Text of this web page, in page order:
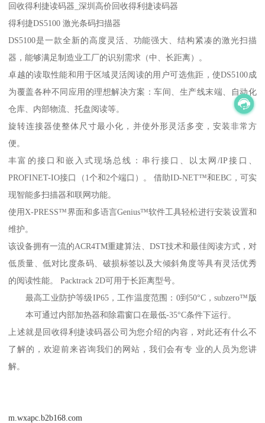
回收得利捷读码器_深圳高价回收得利捷读码器
得利捷DS5100 激光条码扫描器
DS5100是一款全新的高度灵活、功能强大、结构紧凑的激光扫描
器，能够满足制造业工厂的识别需求（中、长距离）。
卓越的读取性能和用于区域灵活阅读的用户可选焦距，使DS5100成
为覆盖各种不同应用的理想解决方案：车间、生产线末端、自动化
仓库、内部物流、托盘阅读等。
旋转连接器使整体尺寸最小化，并使外形灵活多变，安装非常方
便。
丰富的接口和嵌入式现场总线：串行接口、以太网/IP接口、
PROFINET-IO接口（1个和2个端口）。 借助ID-NET™和EBC，可实
现智能多扫描器和联网功能。
使用X-PRESS™界面和多语言Genius™软件工具轻松进行安装设置和
维护。
该设备拥有一流的ACR4TM重建算法、DST技术和最佳阅读方式，对
低质量、低对比度条码、破损标签以及大倾斜角度等具有灵活优秀
的阅读性能。 Packtrack 2D可用于长距离型号。
最高工业防护等级IP65，工作温度范围：0到50°C，subzero™版
本可通过内部加热器和除霜窗口在最低-35°C条件下运行。
上述就是回收得利捷读码器公司为您介绍的内容，对此还有什么不
了解的，欢迎前来咨询我们的网站，我们会有专 业的人员为您讲
解。
m.wxapc.b2b168.com